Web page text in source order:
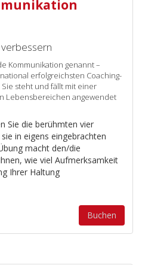
Kommunikation genannt –
erfolgreichsten Coaching-
steht und fällt mit einer
Lebensbereichen angewendet
Sie die berühmten vier
in eigens eingebrachten
macht den/die
wie viel Aufmerksamkeit
Ihrer Haltung
Buchen